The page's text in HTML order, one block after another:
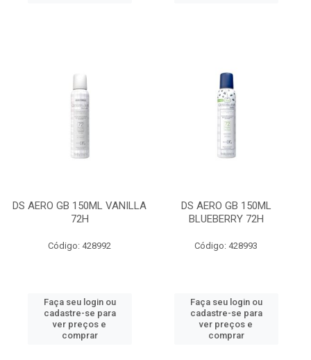
DS AERO GB 150ML VANILLA
72H
Código: 428992
Faça seu login ou
cadastre-se para
ver preços e
comprar
DS AERO GB 150ML
BLUEBERRY 72H
Código: 428993
Faça seu login ou
cadastre-se para
ver preços e
comprar